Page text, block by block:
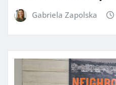
Gabriela Zapolska